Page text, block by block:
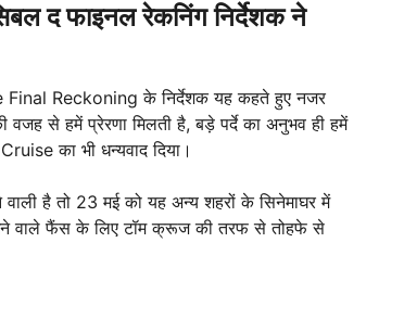
द फाइनल रेकनिंग निर्देशक ने
Final Reckoning के निर्देशक यह कहते हुए नजर
से हमें प्रेरणा मिलती है, बड़े पर्दे का अनुभव ही हमें
का भी धन्यवाद दिया।
है तो 23 मई को यह अन्य शहरों के सिनेमाघर में
वाले फैंस के लिए टॉम क्रूज की तरफ से तोहफे से